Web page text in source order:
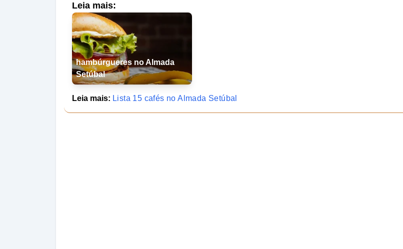
Leia mais:
hambúrgueres no Almada
Setúbal
Leia mais: Lista 15 cafés no Almada Setúbal